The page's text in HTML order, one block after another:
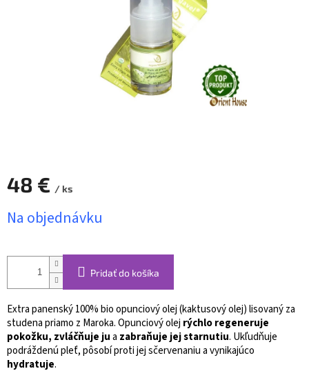
48 € / ks
cena:
Na objednávku
Pridať do košíka
Extra panenský 100% bio opunciový olej (kaktusový olej) lisovaný za
studena priamo z Maroka. Opunciový olej rýchlo regeneruje
pokožku, zvláčňuje jua zabraňuje jej starnutiu. Ukľudňuje
podráždenú pleť, pôsobí proti jej sčervenaniu a vynikajúco
hydratuje.